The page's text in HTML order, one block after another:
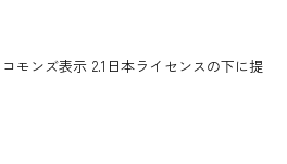
モンズ表示 2.1日本ライセンスの下に提